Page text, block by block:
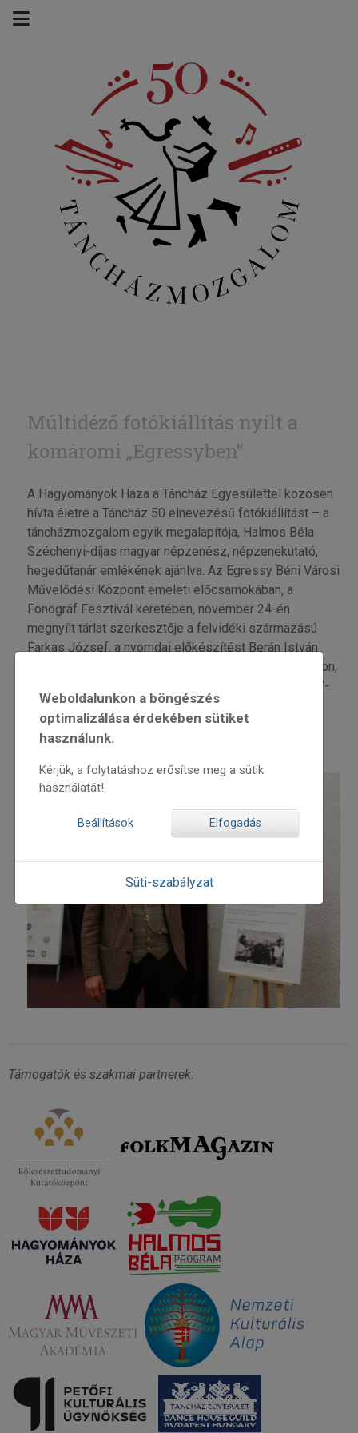
Múltidéző fotókiállítás nyílt a
komáromi „Egressyben“
A Hagyományok Háza a Táncház Egyesülettel közösen
hívta életre a Táncház 50 elnevezésű fotókiállítást – a
táncházmozgalom egyik megalapítója, Halmos Béla
Széchenyi-díjas magyar népzenész, népzenekutató,
hegedűtanár emlékének ajánlva. Az Egressy Béni Városi
Művelődési Központ emeleti előcsarnokában, a
Fonográf Fesztivál keretében, november 24-én
megnyílt tárlat szerkesztője a felvidéki származású
Farkas József, a nyomdai előkészítést Berán István
végezte. A megnyitón népdalokat énekelt Lakatos Áron,
aki este a saját zenekarával táncházat is tartott a RÉV-
Magyar Kultúra Házában. (2023. november 25.)
Cikk a ma7.sk weboldalon
Támogatók és szakmai partnerek:
Weboldalunkon a böngészés
optimalizálása érdekében sütiket
használunk.
Kérjük, a folytatáshoz erősítse meg a sütik
használatát!
Beállítások Elfogadás
Süti-szabályzat